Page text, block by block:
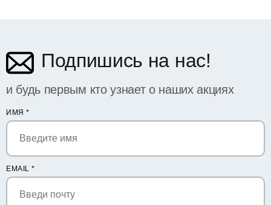
Подпишись на нас!
и будь первым кто узнает о наших акциях
ИМЯ *
EMAIL *